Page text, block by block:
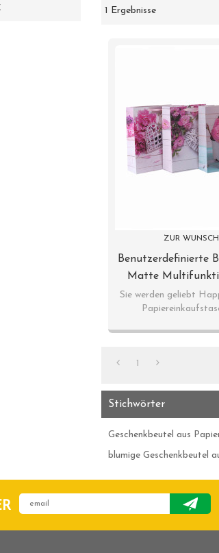
1 Ergebnisse
ZUR
Benutzerdefinierte
Matte
Papier Geschenk
Mit 4 Designs In
Sie werden geliebt
1
Stichwörter
Geschenkbeutel aus
blumige Geschenkbeutel